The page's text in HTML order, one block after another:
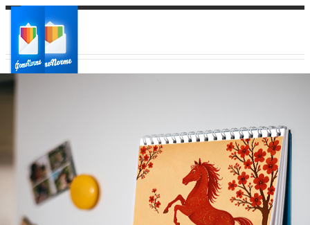
Ваш регион доставки
Выберите из списка: